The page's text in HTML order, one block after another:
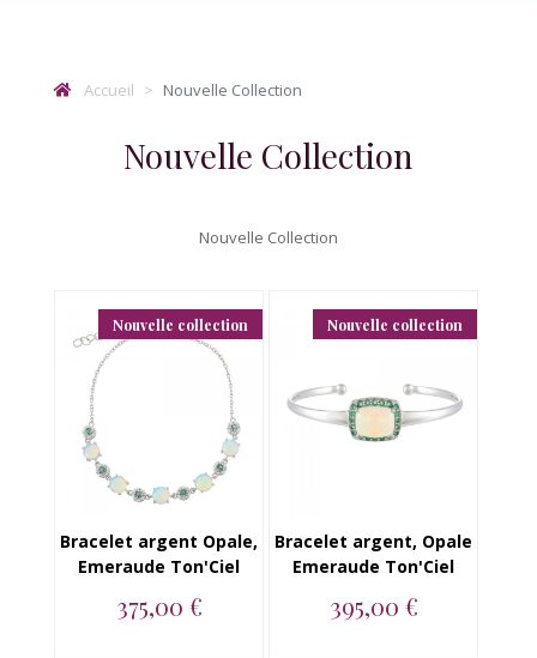
Accueil Nouvelle Collection
Nouvelle Collection
Nouvelle Collection
Nouvelle collection
Bracelet argent Opale,
Emeraude Ton'Ciel
375,00 €
Nouvelle collection
Bracelet argent, Opale
Emeraude Ton'Ciel
395,00 €